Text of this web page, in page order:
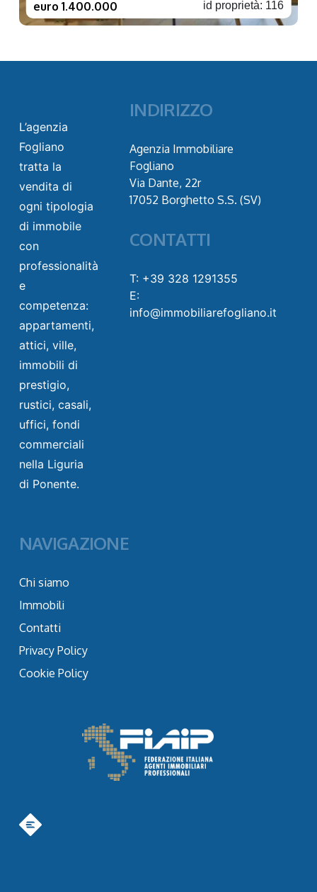
id proprietà: 116
euro 1.400.000
L’agenzia
Fogliano
tratta la
vendita di
ogni tipologia
di immobile
con
professionalità
e
competenza:
appartamenti,
attici, ville,
immobili di
prestigio,
rustici, casali,
uffici, fondi
commerciali
nella Liguria
di Ponente.
INDIRIZZO
Agenzia Immobiliare
Fogliano
Via Dante, 22r
17052 Borghetto S.S. (SV)
CONTATTI
T: +39 328 1291355
E:
info@immobiliarefogliano.it
NAVIGAZIONE
Chi siamo
Immobili
Contatti
Privacy Policy
Cookie Policy